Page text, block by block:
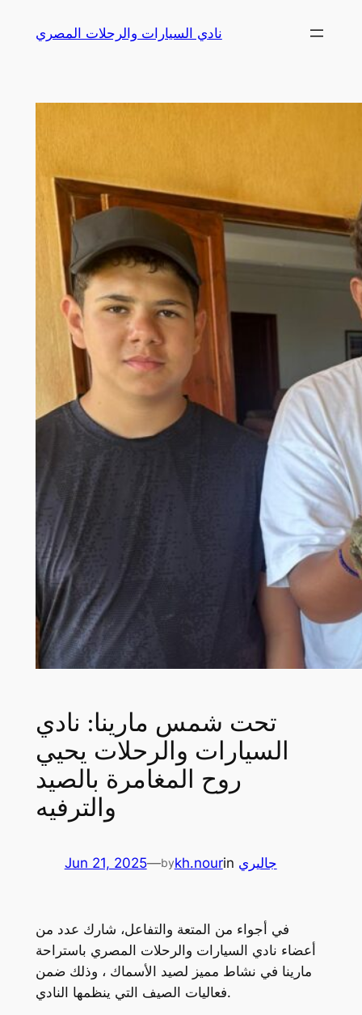
نادي السيارات والرحلات المصري
تحت شمس مارينا: نادي
السيارات والرحلات يحيي
روح المغامرة بالصيد
والترفيه
Jun 21, 2025—bykh.nourin جاليري
في أجواء من المتعة والتفاعل، شارك عدد من
أعضاء نادي السيارات والرحلات المصري باستراحة
مارينا في نشاط مميز لصيد الأسماك ، وذلك ضمن
فعاليات الصيف التي ينظمها النادي.